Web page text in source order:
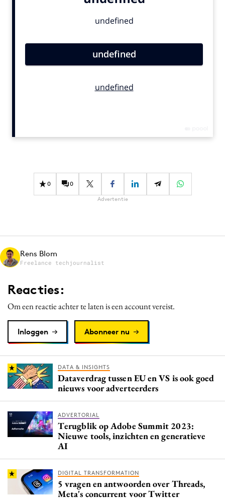
Gedragsverandering
Media
Merkstrategie
PR
Purpose Marketing
Reputatie & crisis
0 0
Advertentie
Rens Blom
Freelance techjournalist
Reacties:
Om een reactie achter te laten is een account vereist.
Inloggen Abonneer nu
DATA & INSIGHTS
Dataverdrag tussen EU en VS is ook goed
nieuws voor adverteerders
ADVERTORIAL
Terugblik op Adobe Summit 2023:
Nieuwe tools, inzichten en generatieve
AI
DIGITAL TRANSFORMATION
5 vragen en antwoorden over Threads,
Meta's concurrent voor Twitter